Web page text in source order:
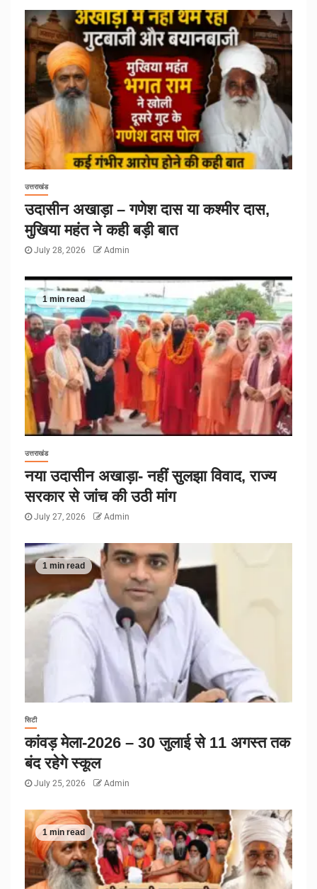
उत्तराखंड
उदासीन अखाड़ा – गणेश दास या कश्मीर दास,
मुखिया महंत ने कही बड़ी बात
July 28, 2026 Admin
1 min read
उत्तराखंड
नया उदासीन अखाड़ा- नहीं सुलझा विवाद, राज्य
सरकार से जांच की उठी मांग
July 27, 2026 Admin
1 min read
सिटी
कांवड़ मेला-2026 – 30 जुलाई से 11 अगस्त तक
बंद रहेगे स्कूल
July 25, 2026 Admin
1 min read